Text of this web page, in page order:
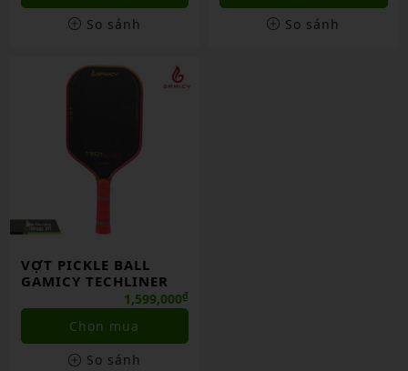
So sánh
So sánh
VỢT PICKLE BALL
GAMICY TECHLINER
1,599,000₫
Chọn mua
So sánh